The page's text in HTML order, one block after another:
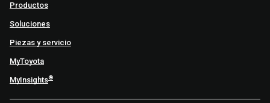
Productos
Soluciones
Piezas y servicio
MyToyota
MyInsights®